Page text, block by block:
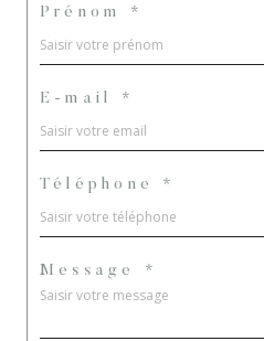
Prénom *
E-mail *
Téléphone *
Message *